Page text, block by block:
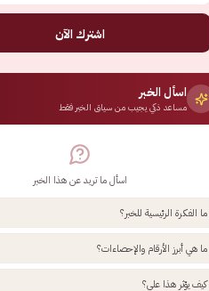
اشترك الآن
اسأل الخبر
مساعد ذكي يجيب من سياق الخبر فقط
اسأل ما تريد عن هذا الخبر
ما الفكرة الرئيسية للخبر؟
ما هي أبرز الأرقام والإحصاءات؟
كيف يؤثر هذا علي؟